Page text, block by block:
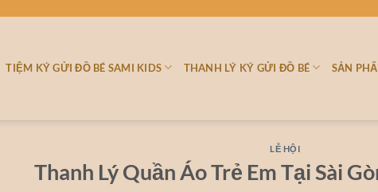
TIỆM KÝ GỬI ĐỒ BÉ SAMI KIDS THANH LÝ KÝ GỬI ĐỒ BÉ SẢN
LỄ HỘI
Thanh Lý Quần Áo Trẻ Em Tại Sài